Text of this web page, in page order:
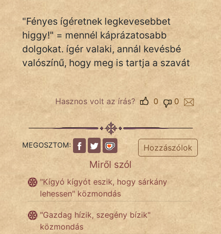
Népszerű szerzőink:
cinege
fantom
Jób Gedeon
vörös ördög
nagyöreg
NapHold
"Fényes ígéretnek legkevesebbet
higgy!" = mennél káprázatosabb
dolgokat. ígér valaki, annál kevésbé
valószínű, hogy meg is tartja a szavát
Hasznos volt az írás? 0
0
MEGOSZTOM: Hozzászólok
Miről szól
"Kígyó kígyót eszik, hogy sárkány
lehessen" közmondás
"Gazdag hízik, szegény bízik"
közmondás